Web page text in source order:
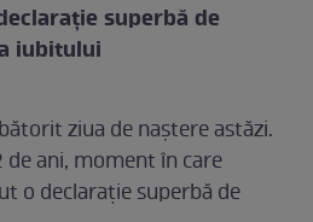
superbă de
iubitului
ziua de naștere astăzi.
ani, moment în care
o declarație superbă de